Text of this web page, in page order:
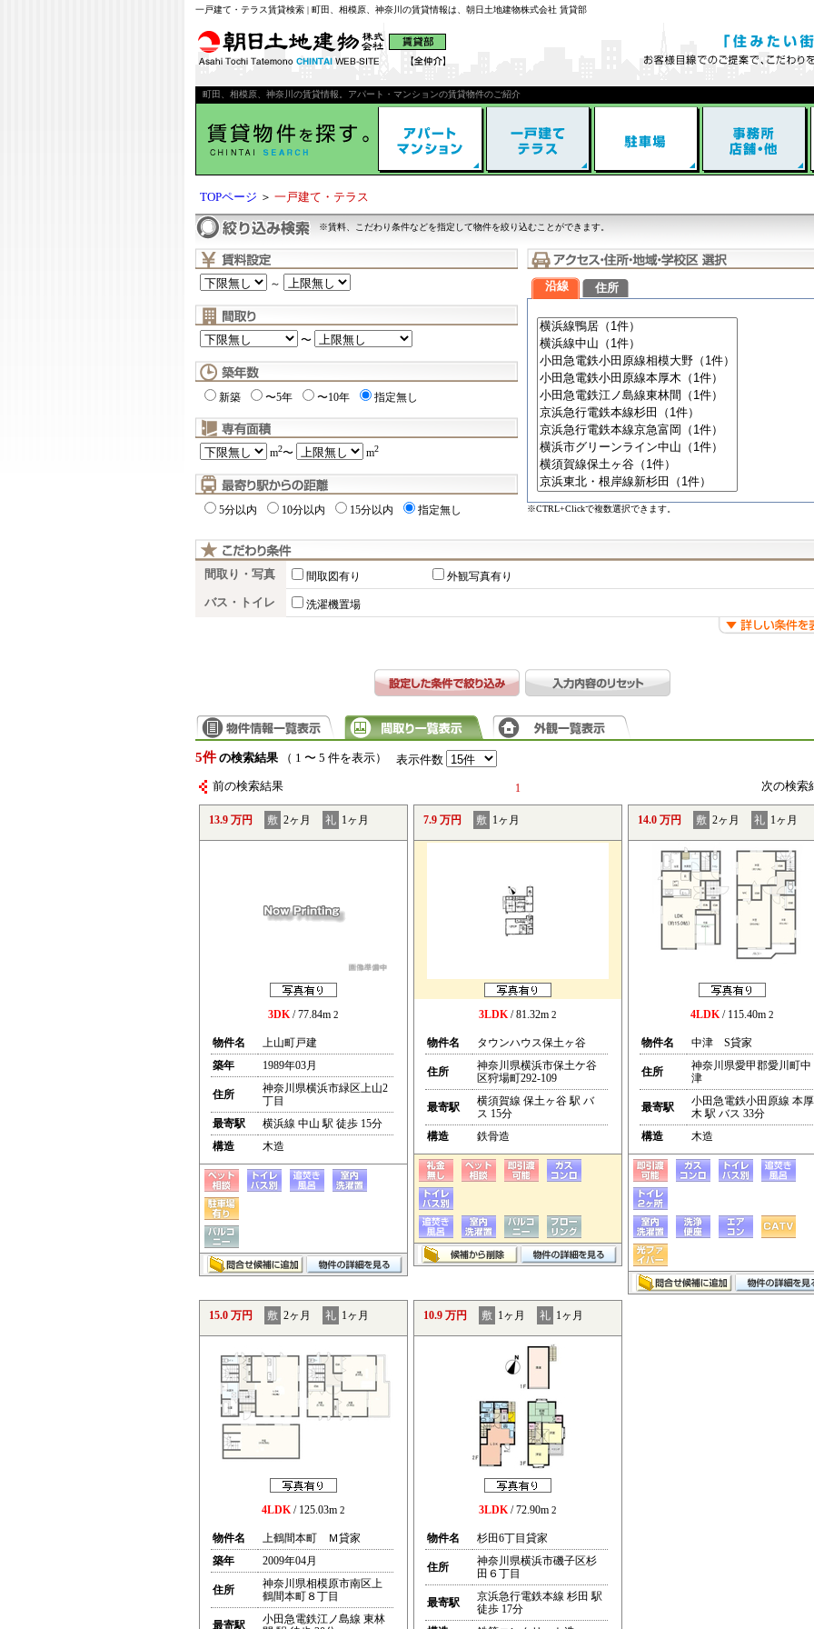
一戸建て・テラス賃貸検索 | 町田、相模原、神奈川の賃貸情報は、朝日土地建物株式会社 賃貸部
町田、相模原、神奈川の賃貸情報。アパート・マンションの賃貸物件のご紹介
TOPページ ＞ 一戸建て・テラス
※賃料、こだわり条件などを指定して物件を絞り込むことができます。
～
〜
新築 〜5年 〜10年 指定無し
m2〜 m2
5分以内 10分以内 15分以内 指定無し
沿線 住所
※CTRL+Clickで複数選択できます。
間取り・写真 間取図有り 外観写真有り
バス・トイレ 洗濯機置場
5件 の検索結果（ 1 〜 5 件を表示） 表示件数
前の検索結果 1 次の検
13.9 万円 敷 2ヶ月 礼 1ヶ月
3DK/ 77.84m 2
物件名
上山町戸建
築年
1989年03月
住所
神奈川県横浜市緑区上山2
丁目
最寄駅
横浜線 中山 駅 徒歩 15分
構造
木造
7.9 万円 敷 1ヶ月
3LDK/ 81.32m 2
物件名 タウンハウス保土ヶ谷
住所
神奈川県横浜市保土ケ谷
区狩場町292-109
最寄駅
横須賀線 保土ヶ谷 駅 バ
ス 15分
構造
鉄骨造
14.0 万円 敷 2ヶ月 礼 1ヶ月
4LDK/ 115.40m 2
物件名 中津 S貸家
住所
神奈川県愛甲郡愛川町中
津
最寄駅
小田急電鉄小田原線 本厚
木 駅 バス 33分
構造
木造
15.0 万円 敷 2ヶ月 礼 1ヶ月
4LDK/ 125.03m 2
物件名
上鶴間本町 Ｍ貸家
築年
2009年04月
住所
神奈川県相模原市南区上
鶴間本町８丁目
最寄駅
小田急電鉄江ノ島線 東林
10.9 万円 敷 1ヶ月 礼 1ヶ月
3LDK/ 72.90m 2
物件名 杉田6丁目貸家
住所
神奈川県横浜市磯子区杉
田６丁目
最寄駅
京浜急行電鉄本線 杉田 駅
徒歩 17分